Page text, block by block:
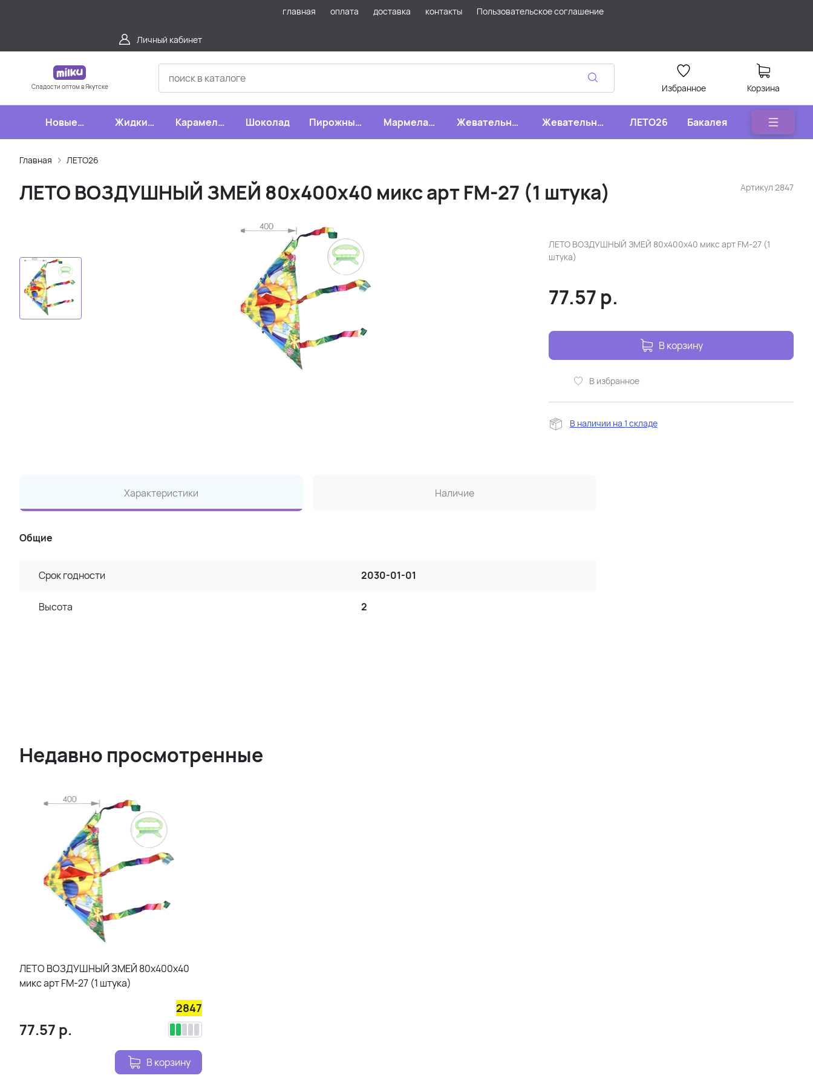
главная оплата доставка контакты Пользовательское соглашение
Личный кабинет
Сладости оптом в Якутске Избранное Корзина
Новые
поступления
Жидкие
конфеты
Карамель,
леденцы,
Шоколад
Пирожные,
бисквиты,
Мармелад,
зефир,
Жевательная
резинка
Жевательные
конфеты
ЛЕТО26 Бакалея
Главная ЛЕТО26
Артикул 2847
ЛЕТО ВОЗДУШНЫЙ ЗМЕЙ 80х400х40 микс арт FM-27 (1 штука)
ЛЕТО ВОЗДУШНЫЙ ЗМЕЙ 80х400х40 микс арт FM-27 (1
штука)
77.57 р.
В корзину
В избранное
В наличии на 1 складе
Характеристики Наличие
Общие
Срок годности 2030-01-01
Высота 2
Недавно просмотренные
ЛЕТО ВОЗДУШНЫЙ ЗМЕЙ 80х400х40
микс арт FM-27 (1 штука)
2847
77.57 р.
В корзину